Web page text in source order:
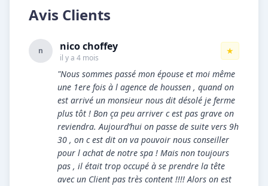
Avis Clients
n nico choffey
il y a 4 mois
★
"Nous sommes passé mon épouse et moi même
une 1ere fois à l agence de houssen , quand on
est arrivé un monsieur nous dit désolé je ferme
plus tôt ! Bon ça peu arriver c est pas grave on
reviendra. Aujourd’hui on passe de suite vers 9h
30 , on c est dit on va pouvoir nous conseiller
pour l achat de notre spa ! Mais non toujours
pas , il était trop occupé à se prendre la tête
avec un Client pas très content !!!! Alors on est